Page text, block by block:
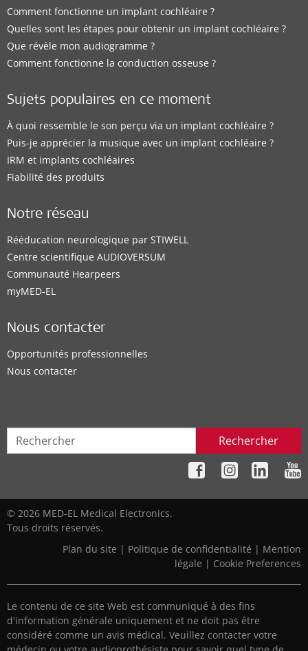
Comment fonctionne un implant cochléaire ?
Quelles sont les étapes pour obtenir un implant cochléaire ?
Que révèle mon audiogramme ?
Comment fonctionne la conduction osseuse ?
Sujets populaires en ce moment
À quoi ressemble le son perçu via un implant cochléaire ?
Puis-je apprécier la musique avec un implant cochléaire ?
IRM et implants cochléaires
Fiabilité des produits
Notre réseau
Rééducation neurologique par STIWELL
Centre scientifique AUDIOVERSUM
Communauté Hearpeers
myMED‑EL
Nous contacter
Opportunités professionnelles
Nous contacter
Rechercher
© 2026 MED-EL Medical Electronics.
Tous droits réservés.
Plan du site | Politique de confidentialité | Mention
légale | Cookie Preferences
Le contenu de ce site Web est communiqué à des fins
d'information générale uniquement et ne doit pas être
considéré comme un avis médical. Veuillez contacter votre